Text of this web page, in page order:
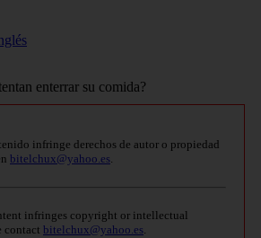
infringe derechos de autor o propiedad
bitelchux@yahoo.es.
infringes copyright or intellectual
contact bitelchux@yahoo.es.